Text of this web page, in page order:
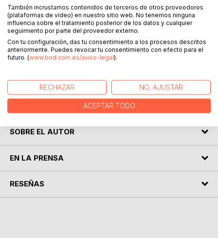
DESCRIPCIÓN
Este libro es una colección de Street Photography con
2016.
Las instantáneas incluídas en este libro han sido realizadas
en Reus, Barcelona y París.
SOBRE EL AUTOR
EN LA PRENSA
RESEÑAS
También incrustamos contenidos de terceros de otros proveedores
(plataformas de vídeo) en nuestro sitio web. No tenemos ninguna
influencia sobre el tratamiento posterior de los datos y cualquier
seguimiento por parte del proveedor externo.
Con tu configuración, das tu consentimiento a los procesos descritos
anteriormente. Puedes revocar tu consentimiento con efecto para el
futuro. (www.bod.com.es/aviso-legal).
RECHAZAR NO, AJUSTAR
ACEPTAR TODO